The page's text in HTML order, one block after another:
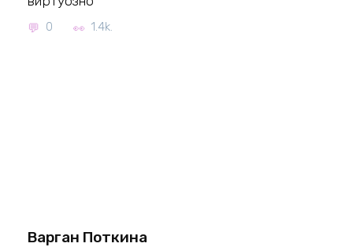
0 1.4k.
Варган Поткина